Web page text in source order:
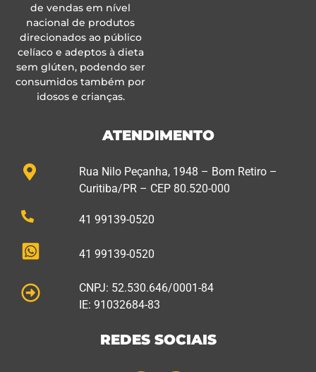
de vendas em nível
nacional de produtos
direcionados ao público
celíaco e adeptos à dieta
sem glúten, podendo ser
consumidos também por
idosos e crianças.
ATENDIMENTO
Rua Nilo Peçanha, 1948 – Bom Retiro –
Curitiba/PR – CEP 80.520-000
41 99139-0520
41 99139-0520
CNPJ: 52.530.646/0001-84
IE: 91032684-83
REDES SOCIAIS